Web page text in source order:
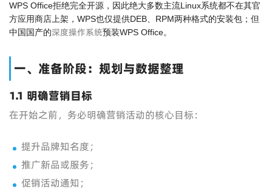
WPS Office拒绝完全开源，因此绝大多数主流Linux系统都不在其官
方应用商店上架，WPS也仅提供DEB、RPM两种格式的安装包；但
中国国产的深度操作系统预装WPS Office。
一、准备阶段：规划与数据整理
1.1 明确营销目标
在开始之前，务必明确营销活动的核心目标：
提升品牌知名度；
推广新品或服务；
促销活动通知；